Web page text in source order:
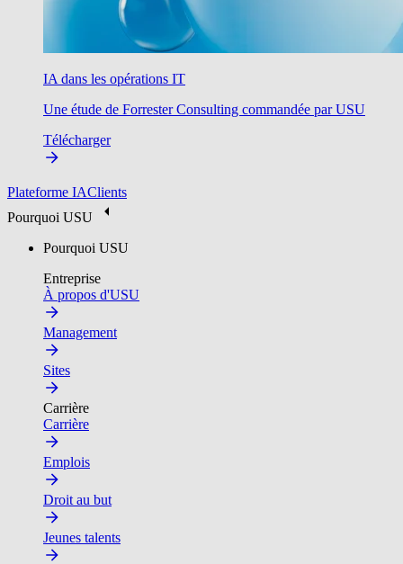
IA dans les opérations IT
Une étude de Forrester Consulting commandée par USU
Télécharger
Plateforme IAClients
Pourquoi USU
Pourquoi USU
Entreprise
À propos d'USU
Management
Sites
Carrière
Carrière
Emplois
Droit au but
Jeunes talents